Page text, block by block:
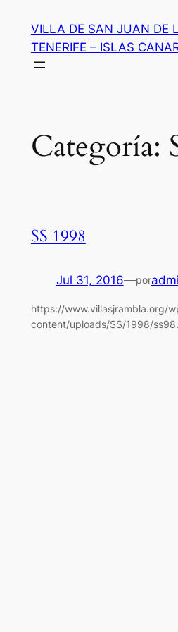
contenido
VILLA DE SAN JUAN DE
TENERIFE – ISLAS
Categoría:
SS 1998
Jul 31, 2016—por
https://www.villasjrambla.org/
content/uploads/SS/1998/